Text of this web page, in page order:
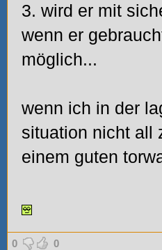
3. wird er mit
wenn er
möglich...
wenn ich in der
situation nicht all
einem guten
0 0